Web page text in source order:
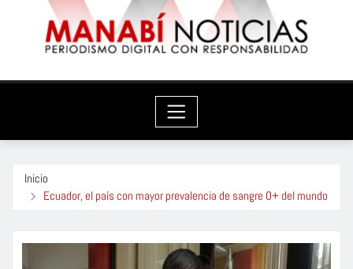
Inicio
Ecuador, el país con mayor prevalencia de sangre O+ del mundo